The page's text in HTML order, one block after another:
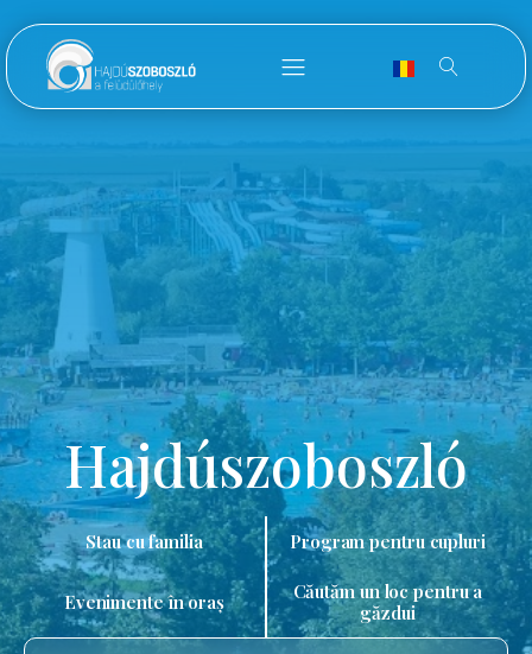
Hajdúszoboszló
Stau cu familia Program pentru cupluri
Evenimente în oraș
Căutăm un loc pentru a
găzdui